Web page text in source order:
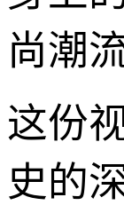
尚潮
这份
史的